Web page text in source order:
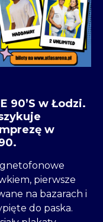
90’S w Łodzi.
w
pierwsze
na bazarach i
do paska.